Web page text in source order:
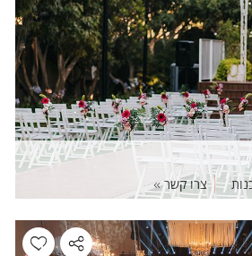
צרו קשר